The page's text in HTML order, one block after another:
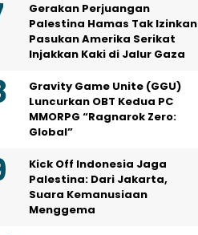
Gerakan Perjuangan
Palestina Hamas Tak Izinkan
Pasukan Amerika Serikat
Injakkan Kaki di Jalur Gaza
Gravity Game Unite (GGU)
Luncurkan OBT Kedua PC
MMORPG “Ragnarok Zero:
Global”
Kick Off Indonesia Jaga
Palestina: Dari Jakarta,
Suara Kemanusiaan
Menggema